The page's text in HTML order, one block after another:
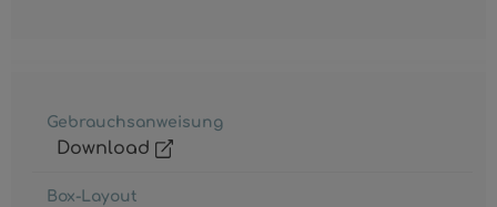
Gebrauchsanweisung
Download
Box-Layout